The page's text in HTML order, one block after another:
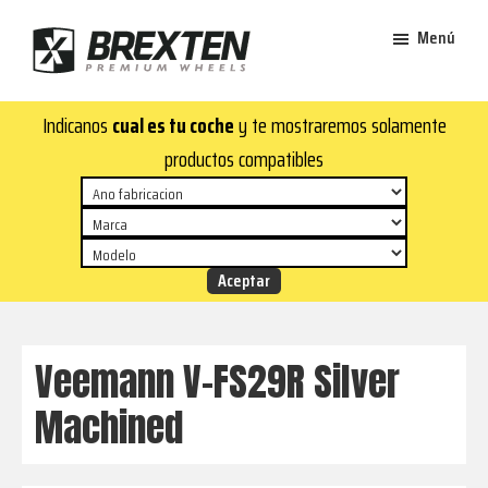
contenido
principal
de
página
Brexten
aluminio
premium
¡En
Brexten.com
encontrarás
aluminio
top!
y
estilo
para
Menú
Indicanos cual es tu cochey te mostraremos solamente
productos compatibles
Veemann V-FS29R Silver
Machined